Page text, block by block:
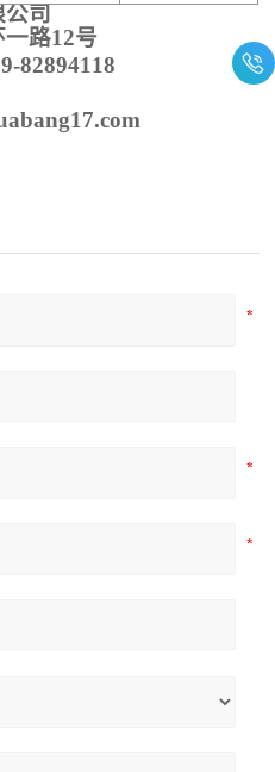
司
一路12号
82894118
17.com